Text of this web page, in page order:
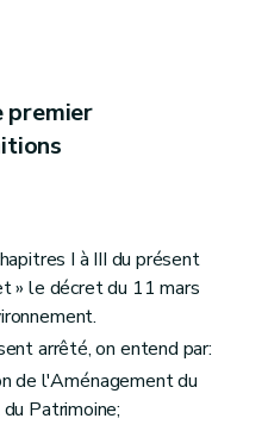
premier
I à III du présent
» le décret du 11 mars
arrêté, on entend par:
de l'Aménagement du
Patrimoine;